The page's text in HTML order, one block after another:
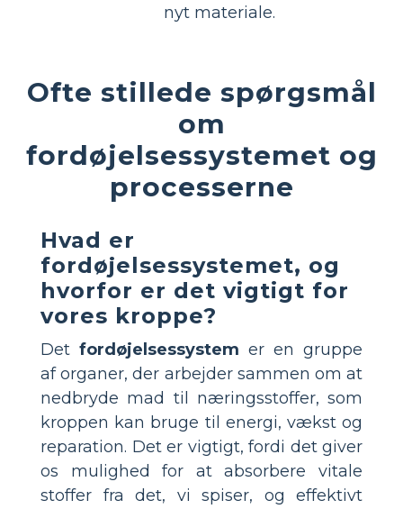
nyt materiale.
Ofte stillede spørgsmål
om
fordøjelsessystemet og
processerne
Hvad er
fordøjelsessystemet, og
hvorfor er det vigtigt for
vores kroppe?
Det fordøjelsessystem er en gruppe
af organer, der arbejder sammen om at
nedbryde mad til næringsstoffer, som
kroppen kan bruge til energi, vækst og
reparation. Det er vigtigt, fordi det giver
os mulighed for at absorbere vitale
stoffer fra det, vi spiser, og effektivt